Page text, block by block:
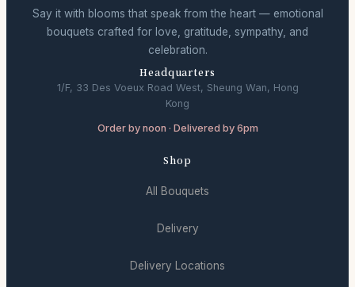
Say it with blooms that speak from the heart — emotional
bouquets crafted for love, gratitude, sympathy, and
celebration.
Headquarters
1/F, 33 Des Voeux Road West, Sheung Wan, Hong
Kong
Order by noon · Delivered by 6pm
Shop
All Bouquets
Delivery
Delivery Locations